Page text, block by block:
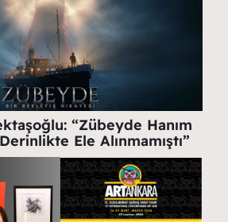
“Zübeyde Hanım
Ele Alınmamıştı”